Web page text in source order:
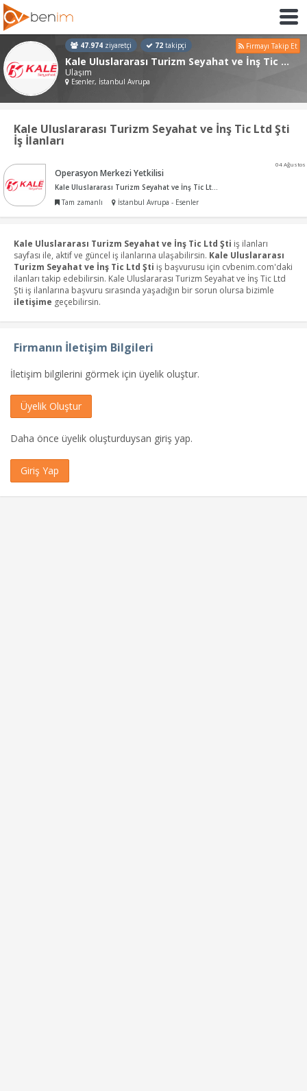
47.974 ziyaretçi 72 takipçi Firmayı Takip Et
Kale Uluslararası Turizm Seyahat ve İnş Tic Ltd Şti
Ulaşım
Esenler, İstanbul Avrupa
Kale Uluslararası Turizm Seyahat ve İnş Tic Ltd Şti
İş İlanları
04 Ağustos
Operasyon Merkezi Yetkilisi
Kale Uluslararası Turizm Seyahat ve İnş Tic Ltd Şti
Tam zamanlı
İstanbul Avrupa - Esenler
Kale Uluslararası Turizm Seyahat ve İnş Tic Ltd Şti iş ilanları
sayfası ile, aktif ve güncel iş ilanlarına ulaşabilirsin. Kale Uluslararası
Turizm Seyahat ve İnş Tic Ltd Şti iş başvurusu için cvbenim.com'daki
ilanları takip edebilirsin. Kale Uluslararası Turizm Seyahat ve İnş Tic Ltd
Şti iş ilanlarına başvuru sırasında yaşadığın bir sorun olursa bizimle
iletişime geçebilirsin.
Firmanın İletişim Bilgileri
İletişim bilgilerini görmek için üyelik oluştur.
Üyelik Oluştur
Daha önce üyelik oluşturduysan giriş yap.
Giriş Yap